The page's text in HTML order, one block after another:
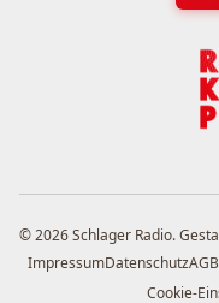
© 2026 Schlager Radio.
ImpressumDatenschutzAGB
Cookie-